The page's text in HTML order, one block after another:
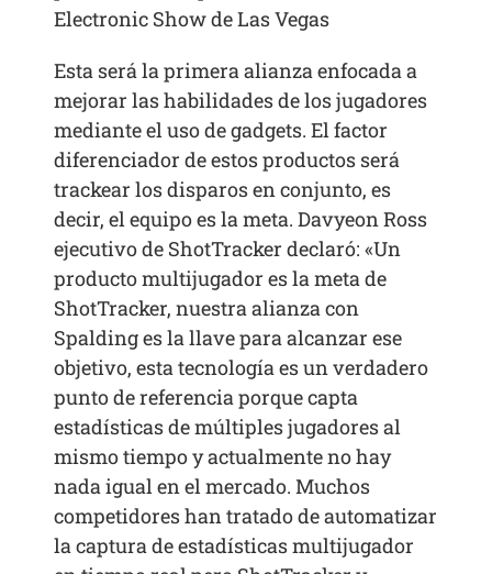
Electronic Show de Las Vegas
Esta será la primera alianza enfocada a
mejorar las habilidades de los jugadores
mediante el uso de gadgets. El factor
diferenciador de estos productos será
trackear los disparos en conjunto, es
decir, el equipo es la meta. Davyeon Ross
ejecutivo de ShotTracker declaró: «Un
producto multijugador es la meta de
ShotTracker, nuestra alianza con
Spalding es la llave para alcanzar ese
objetivo, esta tecnología es un verdadero
punto de referencia porque capta
estadísticas de múltiples jugadores al
mismo tiempo y actualmente no hay
nada igual en el mercado. Muchos
competidores han tratado de automatizar
la captura de estadísticas multijugador